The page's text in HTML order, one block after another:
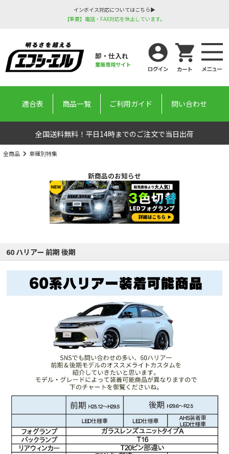
インボイス対応についてはこちら▶
【重要】電話・FAX対応を休止しています。
卸・仕入れ
業販専用サイト
適合表 商品一覧 ご利用ガイド 問い合わせ
全国送料無料！平日14時までのご注文で当日出荷
全商品 車種別特集
新商品のお知らせ
60 ハリアー 前期 後期